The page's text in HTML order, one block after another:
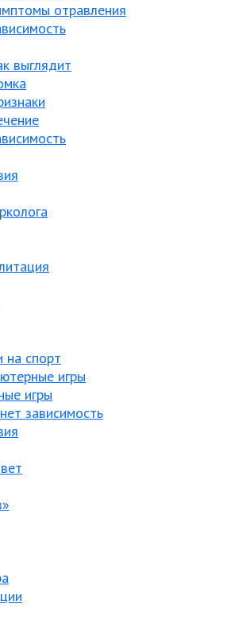
отравления
выглядит
на спорт
игры
игры
зависимость